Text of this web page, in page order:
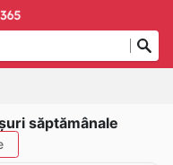
săptămânale